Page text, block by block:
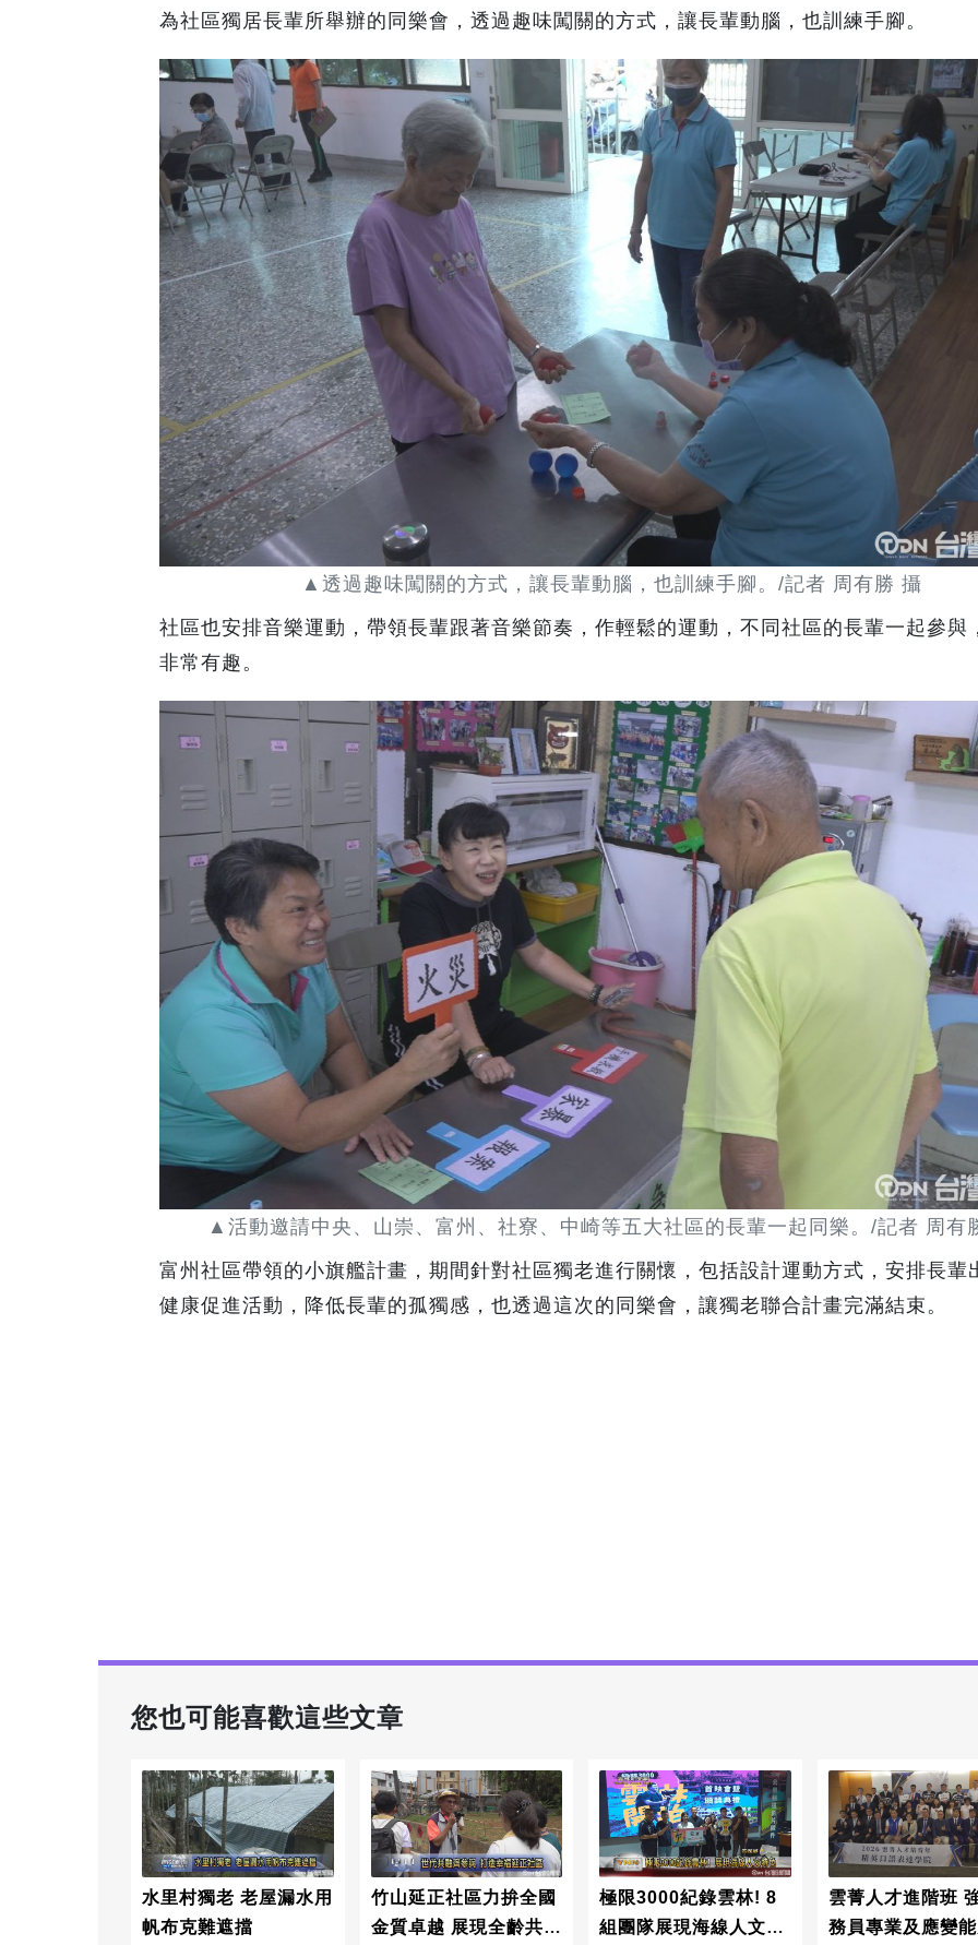
為社區獨居長輩所舉辦的同樂會，透過趣味闖關的方式，讓長輩動腦，也訓練手腳。
▲透過趣味闖關的方式，讓長輩動腦，也訓練手腳。/記者 周有勝 攝
社區也安排音樂運動，帶領長輩跟著音樂節奏，作輕鬆的運動，不同社區的長輩一起參與
非常有趣。
▲活動邀請中央、山崇、富州、社寮、中崎等五大社區的長輩一起同樂。/記者 周有
富州社區帶領的小旗艦計畫，期間針對社區獨老進行關懷，包括設計運動方式，安排長輩
健康促進活動，降低長輩的孤獨感，也透過這次的同樂會，讓獨老聯合計畫完滿結束。
您也可能喜歡這些文章
水里村獨老 老屋漏水用
帆布克難遮擋
竹山延正社區力拚全國
金質卓越 展現全齡共融
極限3000紀錄雲林! 8
組團隊展現海線人文特
雲菁人才進階班
務員專業及應變